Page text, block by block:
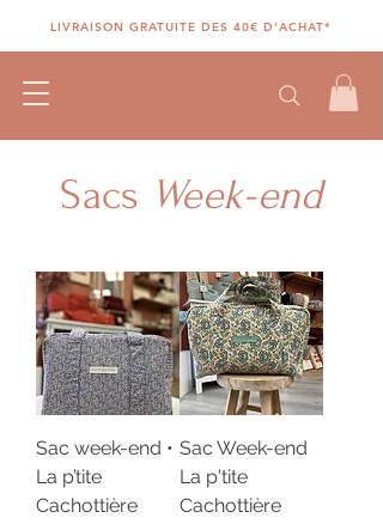
LIVRAISON GRATUITE DES 40€ D'ACHAT*
Sacs Week-end
Sac week-end •
La p’tite
Cachottière
Sac Week-end
La p'tite
Cachottière